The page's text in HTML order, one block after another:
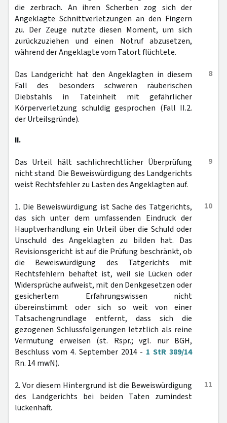
die zerbrach. An ihren Scherben zog sich der
Angeklagte Schnittverletzungen an den Fingern
zu. Der Zeuge nutzte diesen Moment, um sich
zurückzuziehen und einen Notruf abzusetzen,
während der Angeklagte vom Tatort flüchtete.
8
Das Landgericht hat den Angeklagten in diesem
Fall des besonders schweren räuberischen
Diebstahls in Tateinheit mit gefährlicher
Körperverletzung schuldig gesprochen (Fall II.2.
der Urteilsgründe).
II.
9
Das Urteil hält sachlichrechtlicher Überprüfung
nicht stand. Die Beweiswürdigung des Landgerichts
weist Rechtsfehler zu Lasten des Angeklagten auf.
10
1. Die Beweiswürdigung ist Sache des Tatgerichts,
das sich unter dem umfassenden Eindruck der
Hauptverhandlung ein Urteil über die Schuld oder
Unschuld des Angeklagten zu bilden hat. Das
Revisionsgericht ist auf die Prüfung beschränkt, ob
die Beweiswürdigung des Tatgerichts mit
Rechtsfehlern behaftet ist, weil sie Lücken oder
Widersprüche aufweist, mit den Denkgesetzen oder
gesichertem Erfahrungswissen nicht
übereinstimmt oder sich so weit von einer
Tatsachengrundlage entfernt, dass sich die
gezogenen Schlussfolgerungen letztlich als reine
Vermutung erweisen (st. Rspr.; vgl. nur BGH,
Beschluss vom 4. September 2014 - 1 StR 389/14
Rn. 14 mwN).
11
2. Vor diesem Hintergrund ist die Beweiswürdigung
des Landgerichts bei beiden Taten zumindest
lückenhaft.